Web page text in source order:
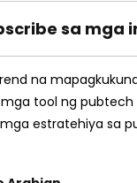
sa mga
na
mga tool ng
estratehiya sa